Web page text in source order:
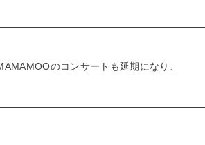
のコンサートも延期になり、